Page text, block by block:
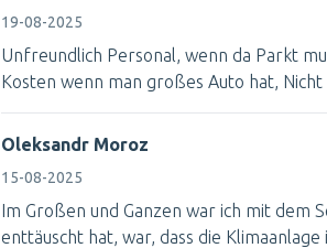
19-08-2025
Unfreundlich Personal, wenn da Parkt
Kosten wenn man großes Auto hat,
Oleksandr Moroz
15-08-2025
Im Großen und Ganzen war ich mit dem
enttäuscht hat, war, dass die